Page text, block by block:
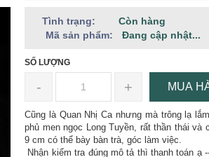
Tình trạng:
Còn hàng
Mã sản phẩm:
Đang cập nhật...
SỐ LƯỢNG
- + MUA
Cũng là Quan Nhị Ca nhưng mà trông lạ
phủ men ngọc Long Tuyền, rất thần thái và
9 cm có thể bày bàn trà, góc làm việc.
Nhận kiểm tra đúng mô tả thì thanh toán ạ